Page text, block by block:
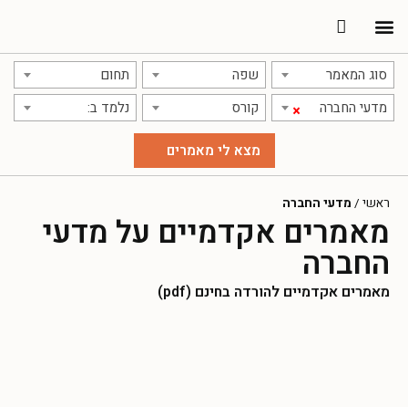
סוג המאמר שפה תחום
× מדעי החברה קורס נלמד ב:
ראשי / מדעי החברה
מאמרים אקדמיים על מדעי
החברה
מאמרים אקדמיים להורדה בחינם (pdf)